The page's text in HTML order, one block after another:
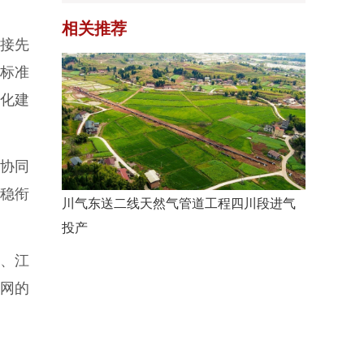
先
准
建
同
衔
江
的
相关推荐
川气东送二线天然气管道工程四川段进气
投产